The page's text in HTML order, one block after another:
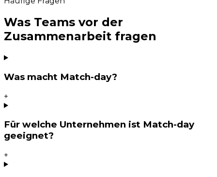
Was Teams vor der
Zusammenarbeit fragen
Was macht Match-day?
+
Für welche Unternehmen ist Match-day
geeignet?
+